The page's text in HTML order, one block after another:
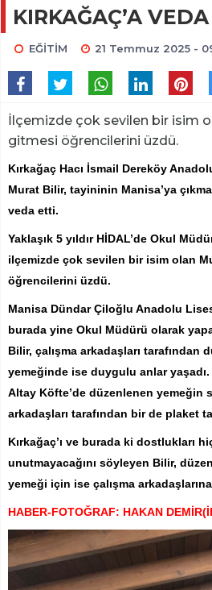
KIRKAĞAÇ’A
EĞİTİM 21 Temmuz 2025 -
İlçemizde çok sevilen bir isim
gitmesi öğrencilerini üzdü.
Kırkağaç Hacı İsmail Dereköy
Murat Bilir, tayininin Manisa’ya
veda etti.
Yaklaşık 5 yıldır HİDAL’de Okul
ilçemizde çok sevilen bir isim olan
öğrencilerini üzdü.
Manisa Dündar Çiloğlu Anadolu
burada yine Okul Müdürü olarak
Bilir, çalışma arkadaşları tarafından
yemeğinde ise duygulu anlar yaşadı.
Altay Köfte’de düzenlenen yemeğin
arkadaşları tarafından bir de plaket
Kırkağaç’ı ve burada ki dostlukları
unutmayacağını söyleyen Bilir,
yemeği için ise çalışma
HABER-FOTOĞRAF: HAKAN